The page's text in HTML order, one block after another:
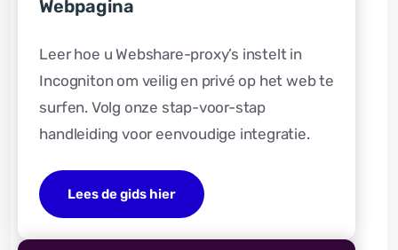
Webpagina
Leer hoe u Webshare-proxy’s instelt in
Incogniton om veilig en privé op het web te
surfen. Volg onze stap-voor-stap
handleiding voor eenvoudige integratie.
Lees de gids hier